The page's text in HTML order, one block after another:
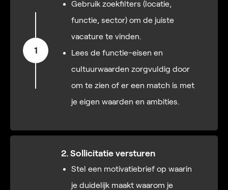
1
Gebruik zoekfilters (locatie,
functie, sector) om de juiste
vacature te vinden.
Lees de functie-eisen en
cultuurwaarden zorgvuldig door
om te zien of er een match is met
je eigen waarden en ambities.
2. Sollicitatie versturen
Stel een motivatiebrief op waarin
je duidelijk maakt waarom je